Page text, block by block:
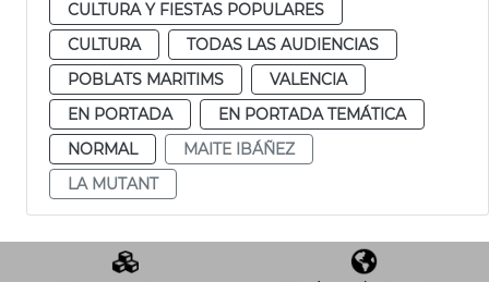
CULTURA Y FIESTAS POPULARES
CULTURA
TODAS LAS AUDIENCIAS
POBLATS MARITIMS
VALENCIA
EN PORTADA
EN PORTADA TEMÁTICA
NORMAL
MAITE IBÁÑEZ
LA MUTANT